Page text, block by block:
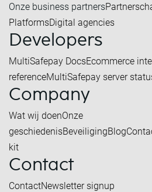
Onze business partners
PlatformsDigital agencies
Developers
MultiSafepay DocsEcommerce
referenceMultiSafepay server
Company
Wat wij doenOnze
geschiedenisBeveiligingBlog
kit
Contact
ContactNewsletter signup